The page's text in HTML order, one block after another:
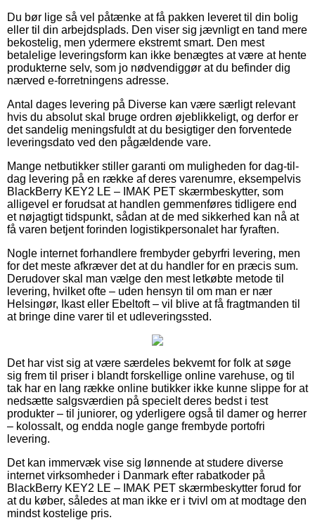
Du bør lige så vel påtænke at få pakken leveret til din bolig
eller til din arbejdsplads. Den viser sig jævnligt en tand mere
bekostelig, men ydermere ekstremt smart. Den mest
betalelige leveringsform kan ikke benægtes at være at hente
produkterne selv, som jo nødvendiggør at du befinder dig
nærved e-forretningens adresse.
Antal dages levering på Diverse kan være særligt relevant
hvis du absolut skal bruge ordren øjeblikkeligt, og derfor er
det sandelig meningsfuldt at du besigtiger den forventede
leveringsdato ved den pågældende vare.
Mange netbutikker stiller garanti om muligheden for dag-til-
dag levering på en række af deres varenumre, eksempelvis
BlackBerry KEY2 LE – IMAK PET skærmbeskytter, som
alligevel er forudsat at handlen gemmenføres tidligere end
et nøjagtigt tidspunkt, sådan at de med sikkerhed kan nå at
få varen betjent forinden logistikpersonalet har fyraften.
Nogle internet forhandlere frembyder gebyrfri levering, men
for det meste afkræver det at du handler for en præcis sum.
Derudover skal man vælge den mest letkøbte metode til
levering, hvilket ofte – uden hensyn til om man er nær
Helsingør, Ikast eller Ebeltoft – vil blive at få fragtmanden til
at bringe dine varer til et udleveringssted.
Det har vist sig at være særdeles bekvemt for folk at søge
sig frem til priser i blandt forskellige online varehuse, og til
tak har en lang række online butikker ikke kunne slippe for at
nedsætte salgsværdien på specielt deres bedst i test
produkter – til juniorer, og yderligere også til damer og herrer
– kolossalt, og endda nogle gange frembyde portofri
levering.
Det kan immervæk vise sig lønnende at studere diverse
internet virksomheder i Danmark efter rabatkoder på
BlackBerry KEY2 LE – IMAK PET skærmbeskytter forud for
at du køber, således at man ikke er i tvivl om at modtage den
mindst kostelige pris.